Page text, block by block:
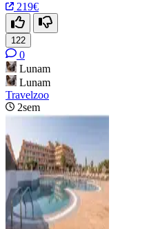
219€
122
0
Lunam
Lunam
Travelzoo
2sem